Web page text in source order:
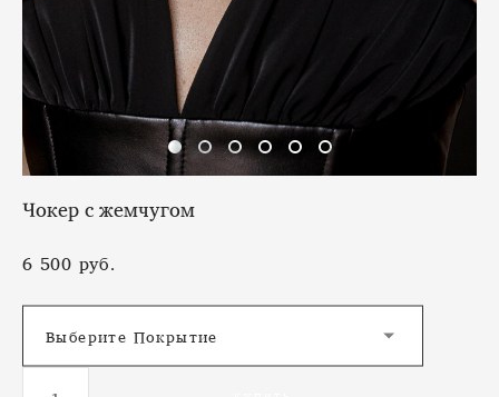
Чокер с жемчугом
6 500 pуб.
Выберите Покрытие